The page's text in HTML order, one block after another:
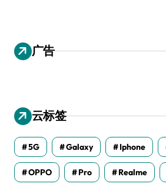
广告
云标签
5G Galaxy Iphone
OPPO Pro Realme